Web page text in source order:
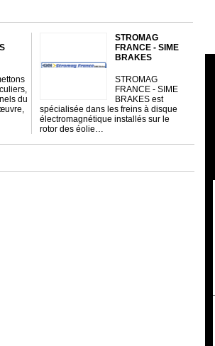
du
STROMAG
FRANCE - SIME
BRAKES
STROMAG
FRANCE - SIME
BRAKES est
spécialisée dans les freins à disque
électromagnétique installés sur le
rotor des éolie…